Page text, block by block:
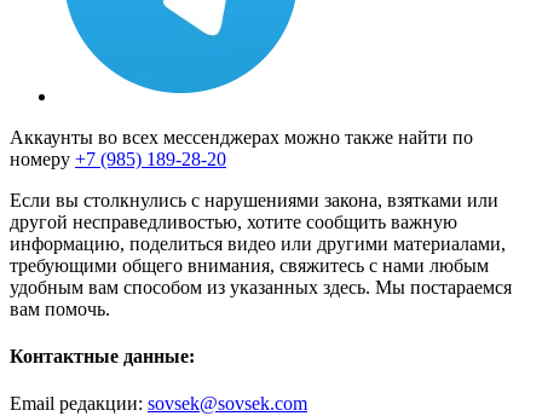
Аккаунты во всех мессенджерах можно также найти по
номеру +7 (985) 189-28-20
Если вы столкнулись с нарушениями закона, взятками или
другой несправедливостью, хотите сообщить важную
информацию, поделиться видео или другими материалами,
требующими общего внимания, свяжитесь с нами любым
удобным вам способом из указанных здесь. Мы постараемся
вам помочь.
Контактные данные:
Email редакции: sovsek@sovsek.com